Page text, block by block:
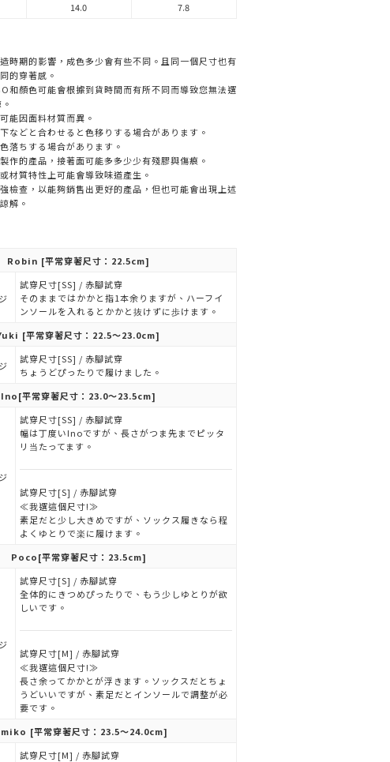
14.0 7.8
時期的影響，成色多少會有些不同。且同一個尺寸也有
的穿著感。
和顏色可能會根據到貨時間而有所不同而導致您無法選
能因面料材質而異。
などと合わせると色移りする場合があります。
落ちする場合があります。
作的產品，接著面可能多多少少有殘膠與傷痕。
材質特性上可能會導致味道產生。
檢查，以能夠銷售出更好的產品，但也可能會出現上述
解。
Robin [平常穿著尺寸：22.5cm]
試穿尺寸[SS] / 赤腳試穿
そのままではかかと指1本余りますが、ハーフイ
ンソールを入れるとかかと抜けずに歩けます。
[平常穿著尺寸：22.5～23.0cm]
試穿尺寸[SS] / 赤腳試穿
ちょうどぴったりで履けました。
Ino[平常穿著尺寸：23.0～23.5cm]
試穿尺寸[SS] / 赤腳試穿
幅は丁度いInoですが、長さがつま先までピッタ
リ当たってます。
試穿尺寸[S] / 赤腳試穿
≪我選這個尺寸!≫
素足だと少し大きめですが、ソックス履きなら程
よくゆとりで楽に履けます。
Poco[平常穿著尺寸：23.5cm]
試穿尺寸[S] / 赤腳試穿
全体的にきつめぴったりで、もう少しゆとりが欲
しいです。
試穿尺寸[M] / 赤腳試穿
≪我選這個尺寸!≫
長さ余ってかかとが浮きます。ソックスだとちょ
うどいいですが、素足だとインソールで調整が必
要です。
[平常穿著尺寸：23.5～24.0cm]
試穿尺寸[M] / 赤腳試穿